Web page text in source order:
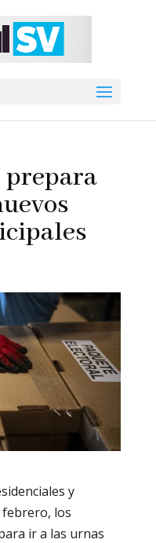
prepara
y
febrero, los
ir a las urnas